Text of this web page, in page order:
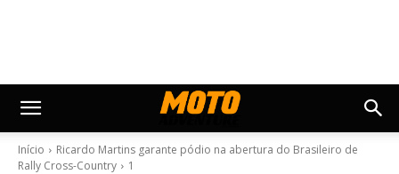
Início
Ricardo Martins garante pódio na abertura do Brasileiro de
Rally Cross-Country
1